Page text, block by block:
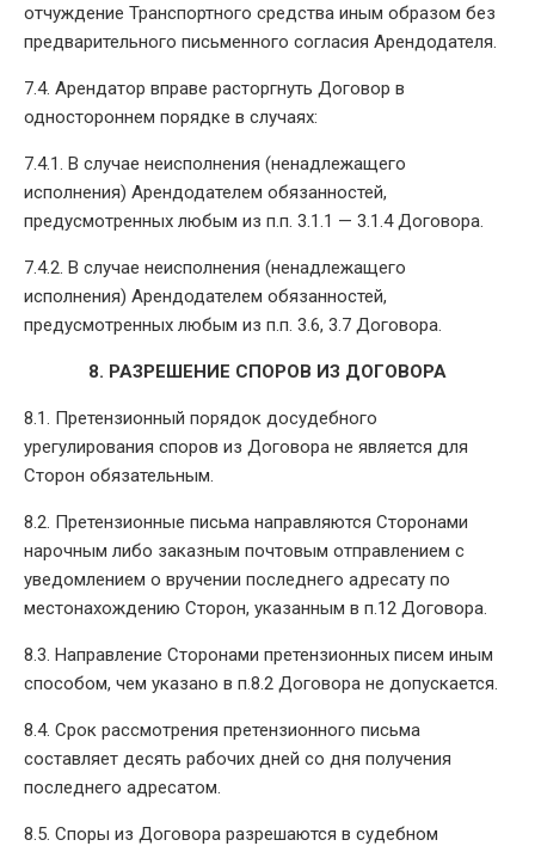
отчуждение Транспортного средства иным образом без
предварительного письменного согласия Арендодателя.
7.4. Арендатор вправе расторгнуть Договор в
одностороннем порядке в случаях:
7.4.1. В случае неисполнения (ненадлежащего
исполнения) Арендодателем обязанностей,
предусмотренных любым из п.п. 3.1.1 — 3.1.4 Договора.
7.4.2. В случае неисполнения (ненадлежащего
исполнения) Арендодателем обязанностей,
предусмотренных любым из п.п. 3.6, 3.7 Договора.
8. РАЗРЕШЕНИЕ СПОРОВ ИЗ ДОГОВОРА
8.1. Претензионный порядок досудебного
урегулирования споров из Договора не является для
Сторон обязательным.
8.2. Претензионные письма направляются Сторонами
нарочным либо заказным почтовым отправлением с
уведомлением о вручении последнего адресату по
местонахождению Сторон, указанным в п.12 Договора.
8.3. Направление Сторонами претензионных писем иным
способом, чем указано в п.8.2 Договора не допускается.
8.4. Срок рассмотрения претензионного письма
составляет десять рабочих дней со дня получения
последнего адресатом.
8.5. Споры из Договора разрешаются в судебном